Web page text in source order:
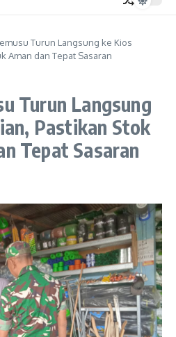
Turun Langsung ke Kios
Aman dan Tepat Sasaran
Turun Langsung
Pastikan Stok
Tepat Sasaran